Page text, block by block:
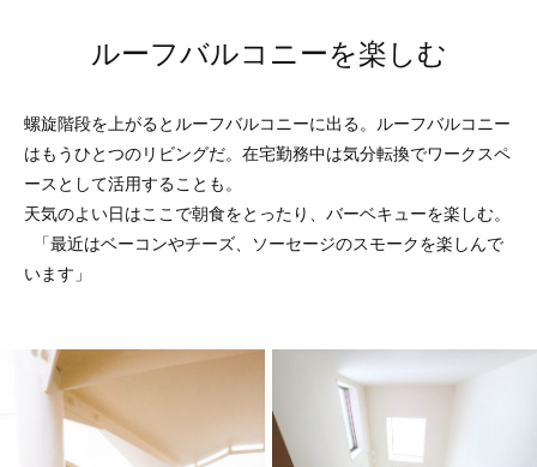
ルーフバルコニーを楽しむ
螺旋階段を上がるとルーフバルコニーに出る。ルーフバルコニー
はもうひとつのリビングだ。在宅勤務中は気分転換でワークスペ
ースとして活用することも。
天気のよい日はここで朝食をとったり、バーベキューを楽しむ。
「最近はベーコンやチーズ、ソーセージのスモークを楽しんで
います」